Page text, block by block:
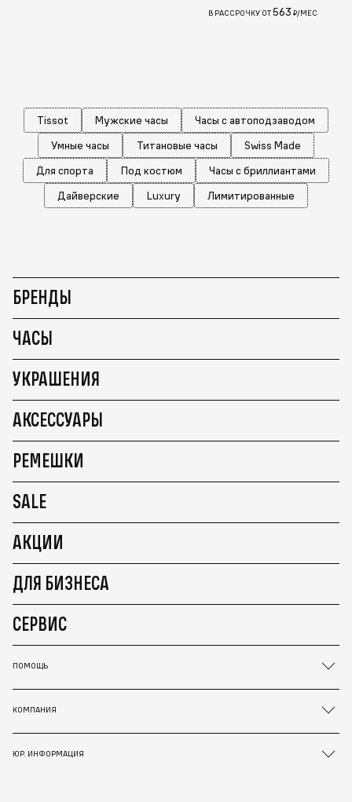
В РАССРОЧКУ ОТ563 ₽/МЕС
Tissot Мужские часы
Часы с автоподзаводом
Умные часы
Титановые часы
Swiss Made
Для спорта
Под костюм
Часы с бриллиантами
Дайверские
Luxury Лимитированные
БРЕНДЫ
ЧАСЫ
УКРАШЕНИЯ
АКСЕССУАРЫ
РЕМЕШКИ
SALE
АКЦИИ
ДЛЯ БИЗНЕСА
СЕРВИС
ПОМОЩЬ
КОМПАНИЯ
ЮР. ИНФОРМАЦИЯ